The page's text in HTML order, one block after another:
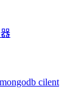
cilent